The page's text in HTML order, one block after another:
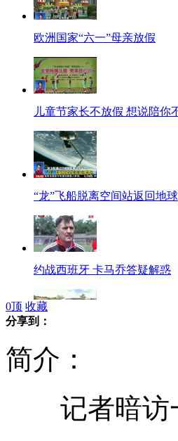
欧洲国家“六一”母亲放假
儿童节家长不放假 想说陪你
“龙”飞船脱离空间站返回地球
约战西班牙 卡马乔答疑解惑
银川银行门前发生持枪抢劫案
0顶 收藏
分享到：
简介：
记者暗访一